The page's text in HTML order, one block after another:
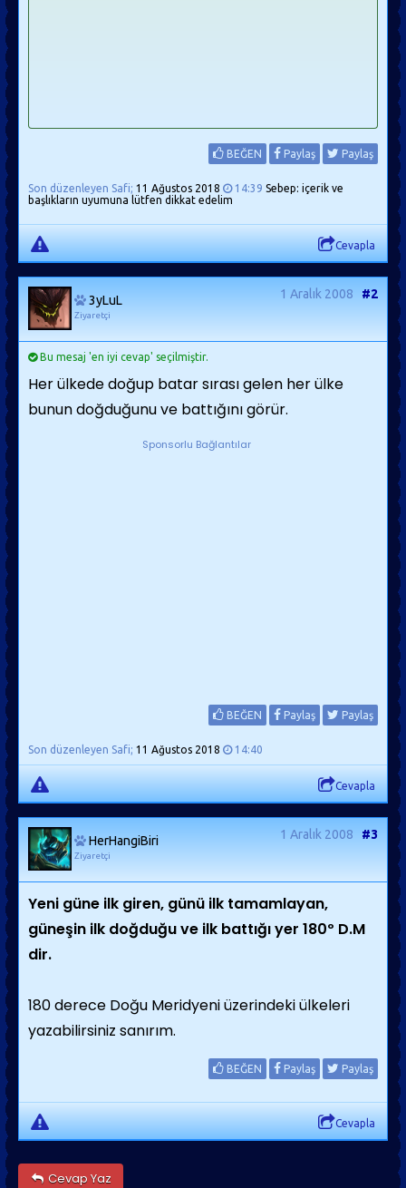
BEĞEN Paylaş Paylaş
Son düzenleyen Safi; 11 Ağustos 2018 14:39 Sebep: içerik ve
başlıkların uyumuna lütfen dikkat edelim
Cevapla
3yLuL
Ziyaretçi
1 Aralık 2008 #2
Bu mesaj 'en iyi cevap' seçilmiştir.
Her ülkede doğup batar sırası gelen her ülke
bunun doğduğunu ve battığını görür.
Sponsorlu Bağlantılar
BEĞEN Paylaş Paylaş
Son düzenleyen Safi; 11 Ağustos 2018 14:40
Cevapla
HerHangiBiri
Ziyaretçi
1 Aralık 2008 #3
Yeni güne ilk giren, günü ilk tamamlayan,
güneşin ilk doğduğu ve ilk battığı yer 180º D.M
dir.
180 derece Doğu Meridyeni üzerindeki ülkeleri
yazabilirsiniz sanırım.
BEĞEN Paylaş Paylaş
Cevapla
Cevap Yaz